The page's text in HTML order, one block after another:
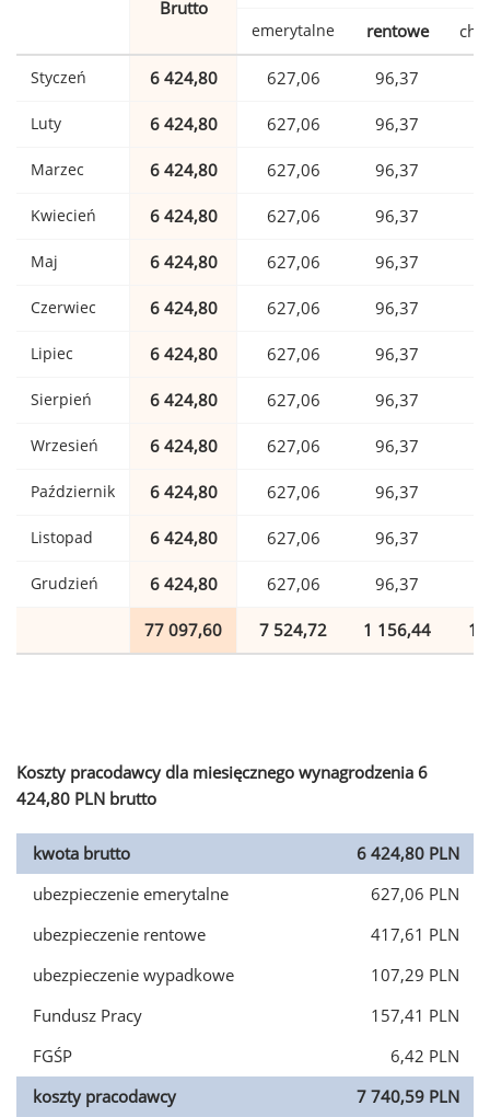
Brutto
emerytalne rentowe
Styczeń 6 424,80 627,06 96,37
Luty 6 424,80 627,06 96,37
Marzec 6 424,80 627,06 96,37
Kwiecień 6 424,80 627,06 96,37
Maj 6 424,80 627,06 96,37
Czerwiec 6 424,80 627,06 96,37
Lipiec 6 424,80 627,06 96,37
Sierpień 6 424,80 627,06 96,37
Wrzesień 6 424,80 627,06 96,37
Październik 6 424,80 627,06 96,37
Listopad 6 424,80 627,06 96,37
Grudzień 6 424,80 627,06 96,37
77 097,60 7 524,72 1 156,44 1
Koszty pracodawcy dla miesięcznego wynagrodzenia 6
424,80 PLN brutto
kwota brutto
6 424,80 PLN
ubezpieczenie emerytalne
627,06 PLN
ubezpieczenie rentowe
417,61 PLN
ubezpieczenie wypadkowe
107,29 PLN
Fundusz Pracy
157,41 PLN
FGŚP
6,42 PLN
koszty pracodawcy
7 740,59 PLN